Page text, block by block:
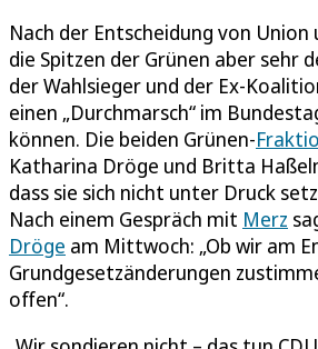
Nach der Entscheidung von Union
die Spitzen der Grünen aber sehr
der Wahlsieger und der Ex-
einen „Durchmarsch“ im
können. Die beiden Grünen-
Katharina Dröge und Britta
dass sie sich nicht unter Druck
Nach einem Gespräch mit Merz
Dröge am Mittwoch: „Ob wir am
Grundgesetzänderungen
offen“.